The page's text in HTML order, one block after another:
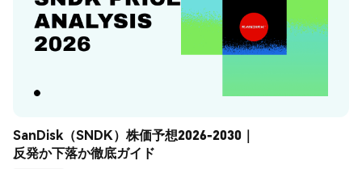
SanDisk（SNDK）株価予想2026-2030｜
反発か下落か徹底ガイド